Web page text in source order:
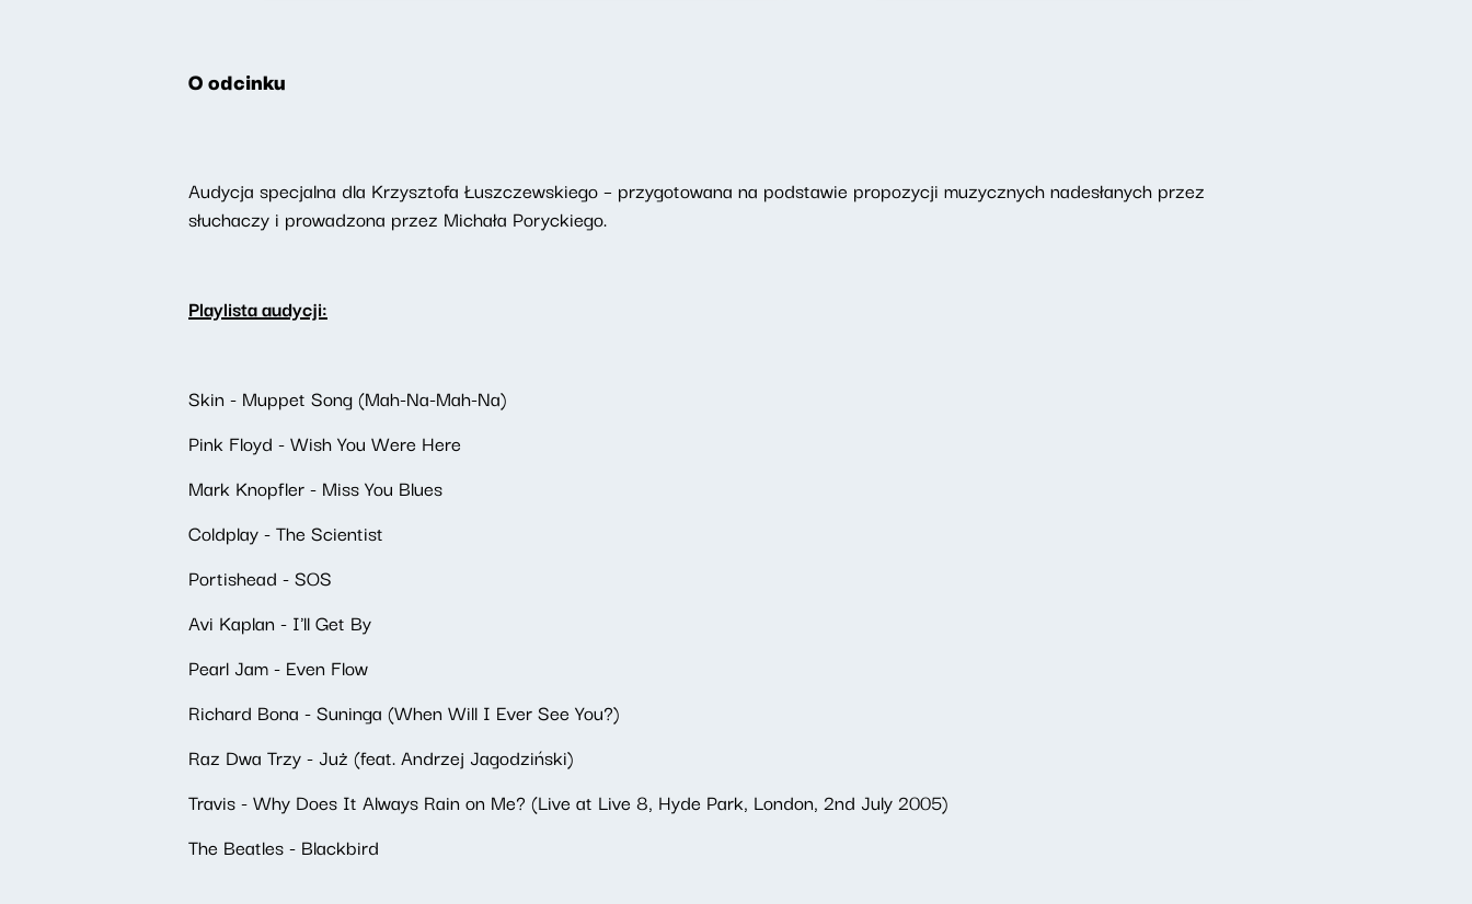
O odcinku
Audycja specjalna dla Krzysztofa Łuszczewskiego – przygotowana na podstawie propozycji muzycznych nadesłanych przez
słuchaczy i prowadzona przez Michała Poryckiego.
Playlista audycji:
Skin - Muppet Song (Mah-Na-Mah-Na)
Pink Floyd - Wish You Were Here
Mark Knopfler - Miss You Blues
Coldplay - The Scientist
Portishead - SOS
Avi Kaplan - I'll Get By
Pearl Jam - Even Flow
Richard Bona - Suninga (When Will I Ever See You?)
Raz Dwa Trzy - Już (feat. Andrzej Jagodziński)
Travis - Why Does It Always Rain on Me? (Live at Live 8, Hyde Park, London, 2nd July 2005)
The Beatles - Blackbird